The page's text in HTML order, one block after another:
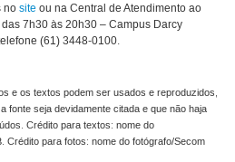
no site ou na Central de Atendimento ao
7h30 às 20h30 – Campus Darcy
(61) 3448-0100.
e os textos podem ser usados e reproduzidos,
fonte seja devidamente citada e que não haja
Crédito para textos: nome do
Crédito para fotos: nome do fotógrafo/Secom